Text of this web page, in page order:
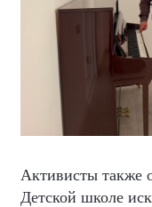
Активисты также
Детской школе